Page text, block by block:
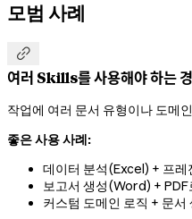
모범 사례

여러 Skills를 사용해야 하는
작업에 여러 문서 유형이나 도메
좋은 사용 사례:
데이터 분석(Excel) + 프
보고서 생성(Word) + PDF
커스텀 도메인 로직 + 문서